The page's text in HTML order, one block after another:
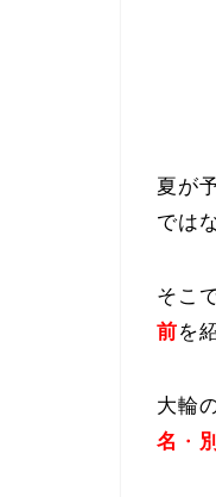
夏が
では
そこ
前を
大輪
名 ・